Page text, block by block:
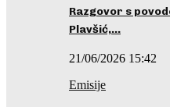
Razgovor s
Plavšić,…
21/06/2026 15:42
Emisije